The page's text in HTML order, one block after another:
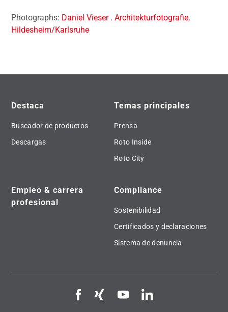
Photographs: Daniel Vieser . Architekturfotografie,
Hildesheim/Karlsruhe
Destaca
Buscador de productos
Descargas
Temas principales
Prensa
Roto Inside
Roto City
Empleo & carrera
profesional
Compliance
Sostenibilidad
Certificados y declaraciones
Sistema de denuncia